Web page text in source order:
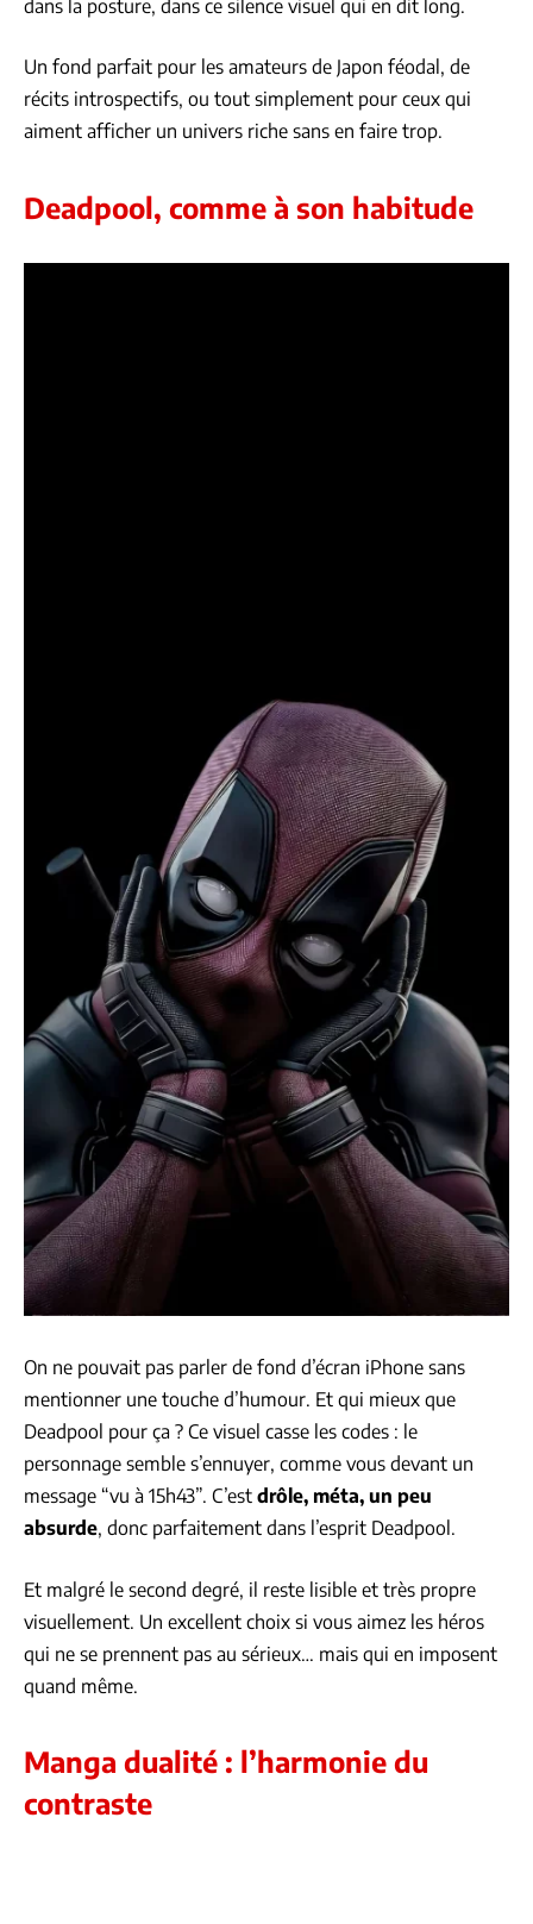
dans la posture, dans ce silence visuel qui en dit long.
Un fond parfait pour les amateurs de Japon féodal, de
récits introspectifs, ou tout simplement pour ceux qui
aiment afficher un univers riche sans en faire trop.
Deadpool, comme à son habitude
On ne pouvait pas parler de fond d’écran iPhone sans
mentionner une touche d’humour. Et qui mieux que
Deadpool pour ça ? Ce visuel casse les codes : le
personnage semble s’ennuyer, comme vous devant un
message “vu à 15h43”. C’est drôle, méta, un peu
absurde, donc parfaitement dans l’esprit Deadpool.
Et malgré le second degré, il reste lisible et très propre
visuellement. Un excellent choix si vous aimez les héros
qui ne se prennent pas au sérieux… mais qui en imposent
quand même.
Manga dualité : l’harmonie du
contraste